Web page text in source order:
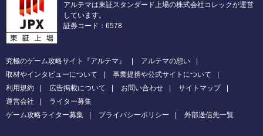
アルテマは東証スタンダード上場の株式会社コレックが運営
しています。
証券コード：6578
究極のゲーム攻略サイト『アルテマ』
アルテマの想い
取材やインタビューについて
事業提携や公式サイトについて
利用規約
広告掲載について お問い合わせ
サイトマップ
運営会社
ライター募集
ゲーム攻略ライター募集
プライバシーポリシー 外部送信先一覧